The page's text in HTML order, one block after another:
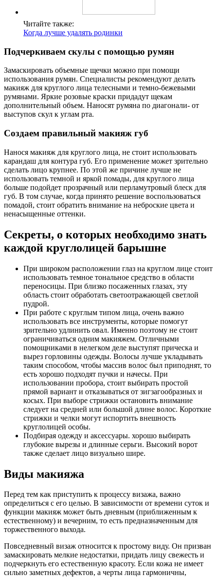
Читайте также:
Когда лучше удалять родинки
Подчеркиваем скулы с помощью румян
Замаскировать объемные щечки можно при помощи
использования румян. Специалисты рекомендуют делать
макияж для круглого лица телесными и темно-бежевыми
румянами. Яркие розовые краски придадут щекам
дополнительный объем. Наносят румяна по диагонали- от
выступов скул к углам рта.
Создаем правильный макияж губ
Нанося макияж для круглого лица, не стоит использовать
карандаш для контура губ. Его применение может зрительно
сделать лицо крупнее. По этой же причине лучше не
использовать темной и яркой помады, для круглого лица
больше подойдет прозрачный или перламутровый блеск для
губ. В том случае, когда принято решение воспользоваться
помадой, стоит обратить внимание на неброские цвета и
ненасыщенные оттенки.
Секреты, о которых необходимо знать
каждой круглолицей барышне
При широком расположении глаз на круглом лице стоит
использовать темное тональное средство в области
переносицы. При близко посаженных глазах, эту
область стоит обработать светоотражающей светлой
пудрой.
При работе с круглым типом лица, очень важно
использовать все инструменты, которые помогут
зрительно удлинить овал. Именно поэтому не стоит
ограничиваться одним макияжем. Отличными
помощниками в нелегком деле выступят прическа и
вырез горловины одежды. Волосы лучше укладывать
таким способом, чтобы массив волос был приподнят, то
есть хорошо подходят пучки и начесы. При
использовании пробора, стоит выбирать простой
прямой вариант и отказываться от зигзагообразных и
косых. При выборе стрижки остановить внимание
следует на средней или большой длине волос. Короткие
стрижки и челки могут испортить внешность
круглолицей особы.
Подбирая одежду и аксессуары. хорошо выбирать
глубокие вырезы и длинные серьги. Высокий ворот
также сделает лицо визуально шире.
Виды макияжа
Перед тем как приступить к процессу визажа, важно
определиться с его целью. В зависимости от времени суток и
функции макияж может быть дневным (приближенным к
естественному) и вечерним, то есть предназначенным для
торжественного выхода.
Повседневный визаж относится к простому виду. Он призван
замаскировать мелкие недостатки, придать лицу свежесть и
подчеркнуть его естественную красоту. Если кожа не имеет
сильно заметных дефектов, а черты лица гармоничны,